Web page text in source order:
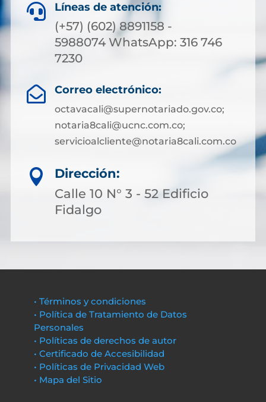
 Líneas de atención:
(+57) (602) 8891158 -
5988074 WhatsApp: 316 746
7230
 Correo electrónico:
octavacali@supernotariado.gov.co;
notaria8cali@ucnc.com.co;
servicioalcliente@notaria8cali.com.co

Dirección:
Calle 10 N° 3 - 52 Edificio
Fidalgo
• Términos y condiciones
• Política de Tratamiento de Datos
Personales
• Políticas de derechos de autor
• Certificado de Accesibilidad
• Políticas de Privacidad Web
• Mapa del Sitio